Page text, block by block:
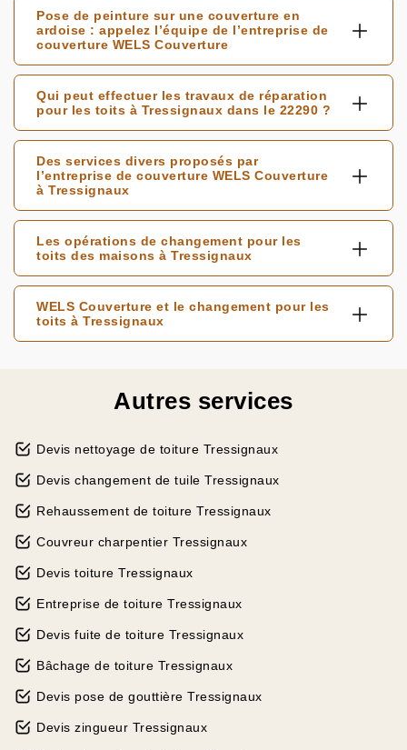
Pose de peinture sur une couverture en
ardoise : appelez l’équipe de l’entreprise de
couverture WELS Couverture
Qui peut effectuer les travaux de réparation
pour les toits à Tressignaux dans le 22290 ?
Des services divers proposés par
l’entreprise de couverture WELS Couverture
à Tressignaux
Les opérations de changement pour les
toits des maisons à Tressignaux
WELS Couverture et le changement pour les
toits à Tressignaux
Autres services
Devis nettoyage de toiture Tressignaux
Devis changement de tuile Tressignaux
Rehaussement de toiture Tressignaux
Couvreur charpentier Tressignaux
Devis toiture Tressignaux
Entreprise de toiture Tressignaux
Devis fuite de toiture Tressignaux
Bâchage de toiture Tressignaux
Devis pose de gouttière Tressignaux
Devis zingueur Tressignaux